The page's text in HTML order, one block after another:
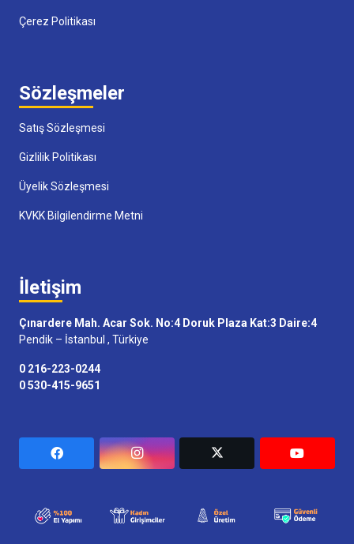
Çerez Politikası
Sözleşmeler
Satış Sözleşmesi
Gizlilik Politikası
Üyelik Sözleşmesi
KVKK Bilgilendirme Metni
İletişim
Çınardere Mah. Acar Sok. No:4 Doruk Plaza Kat:3 Daire:4
Pendik – İstanbul , Türkiye
0 216-223-0244
0 530-415-9651